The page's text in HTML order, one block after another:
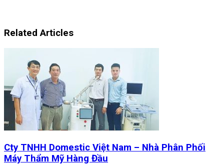
Related Articles
Cty TNHH Domestic Việt Nam – Nhà Phân Phối
Máy Thẩm Mỹ Hàng Đầu